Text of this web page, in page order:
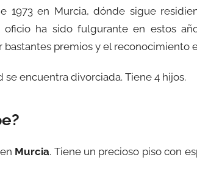
1973 en Murcia, dónde sigue
oficio ha sido fulgurante en estos
bastantes premios y el reconocimiento
se encuentra divorciada. Tiene 4 hijos.
Murcia. Tiene un precioso piso con